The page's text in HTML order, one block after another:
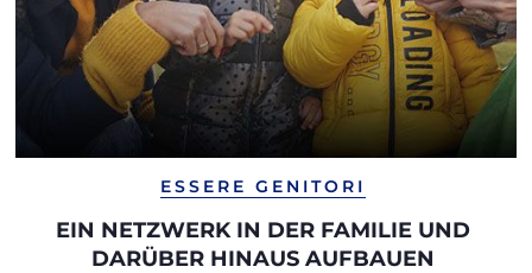
ESSERE GENITORI
EIN NETZWERK IN DER FAMILIE UND
DARÜBER HINAUS AUFBAUEN